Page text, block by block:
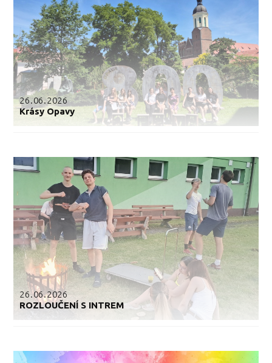
26.06.2026
Krásy Opavy
26.06.2026
ROZLOUČENÍ S INTREM